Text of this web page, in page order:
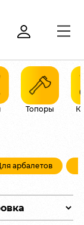
Топоры
арбалетов